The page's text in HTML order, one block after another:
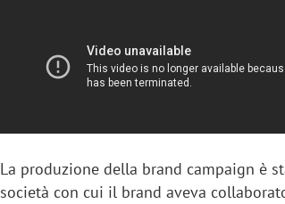
La produzione della brand campaign è
società con cui il brand aveva